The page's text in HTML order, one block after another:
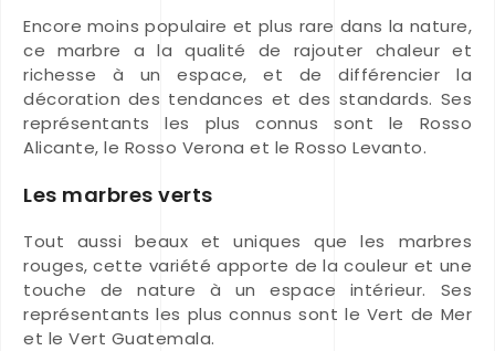
Encore moins populaire et plus rare dans la nature,
ce marbre a la qualité de rajouter chaleur et
richesse à un espace, et de différencier la
décoration des tendances et des standards. Ses
représentants les plus connus sont le Rosso
Alicante, le Rosso Verona et le Rosso Levanto.
Les marbres verts
Tout aussi beaux et uniques que les marbres
rouges, cette variété apporte de la couleur et une
touche de nature à un espace intérieur. Ses
représentants les plus connus sont le Vert de Mer
et le Vert Guatemala.